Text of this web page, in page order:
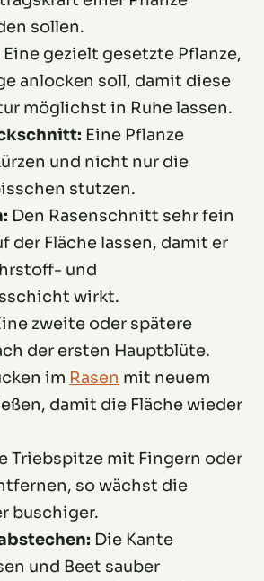
sollen.
Eine gezielt gesetzte Pflanze,
anlocken soll, damit diese
möglichst in Ruhe lassen.
Eine Pflanze
und nicht nur die
stutzen.
Den Rasenschnitt sehr fein
der Fläche lassen, damit er
und
wirkt.
zweite oder spätere
der ersten Hauptblüte.
im Rasen mit neuem
damit die Fläche wieder
Triebspitze mit Fingern oder
so wächst die
buschiger.
Die Kante
und Beet sauber